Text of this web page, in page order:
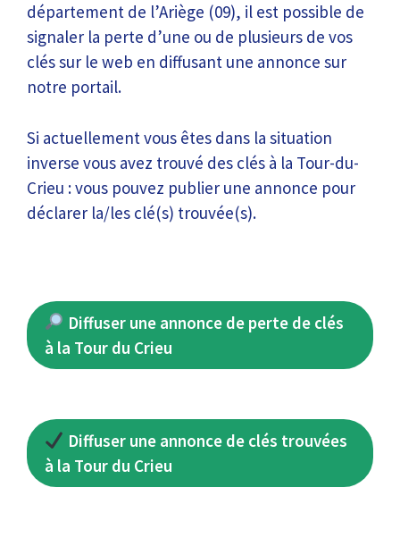
département de l’Ariège (09), il est possible de
signaler la perte d’une ou de plusieurs de vos
clés sur le web en diffusant une annonce sur
notre portail.
Si actuellement vous êtes dans la situation
inverse vous avez trouvé des clés à la Tour-du-
Crieu : vous pouvez publier une annonce pour
déclarer la/les clé(s) trouvée(s).
Diffuser une annonce de perte de clés
à la Tour du Crieu
Diffuser une annonce de clés trouvées
à la Tour du Crieu